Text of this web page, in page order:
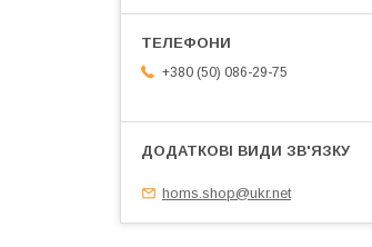
+380 (50) 086-29-75
homs.shop@ukr.net